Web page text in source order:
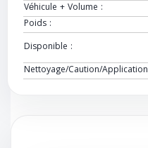
Véhicule + Volume :
Poids :
Disponible :
Nettoyage/Caution/Application